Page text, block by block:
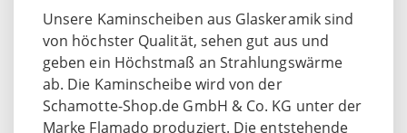
Unsere Kaminscheiben aus Glaskeramik sind
von höchster Qualität, sehen gut aus und
geben ein Höchstmaß an Strahlungswärme
ab. Die Kaminscheibe wird von der
Schamotte-Shop.de GmbH & Co. KG unter der
Marke Flamado produziert. Die entstehende